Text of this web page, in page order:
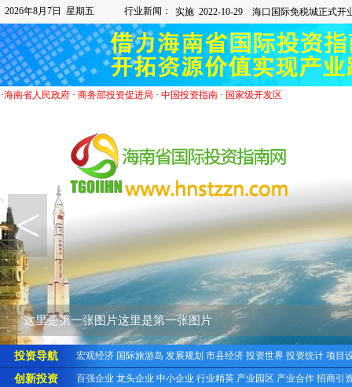
2026年8月7日 星期五 行业新闻：
·海南省人民政府· 商务部投资促进局 · 中国投资指南· 国家级开发区
这里是第一张图片这里是第一张图片
<
投资导航 宏观经济 国际旅游岛 发展规划 市县经济 投资世界 投资统计 项目
创新投资 百强企业 龙头企业 中小企业 行业精英 产业园区 产业合作 招商引